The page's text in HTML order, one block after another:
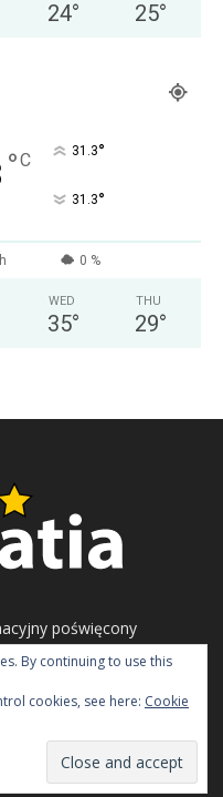
24° 25°
°C 31.3°
31.3°
0 %
WED
35°
THU
29°
poświęcony
społeczeństwa
i gospodarki.
By continuing to use this
cookies, see here: Cookie